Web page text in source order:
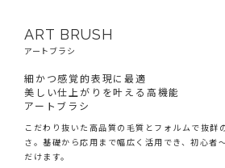
ART BRUSH
アートブラシ
細かつ感覚的表現に最適
美しい仕上がりを叶える高機能
アートブラシ
こだわり抜いた高品質の毛質とフォルムで抜群
さ。基礎から応用まで幅広く活用でき、初心者
だけます。